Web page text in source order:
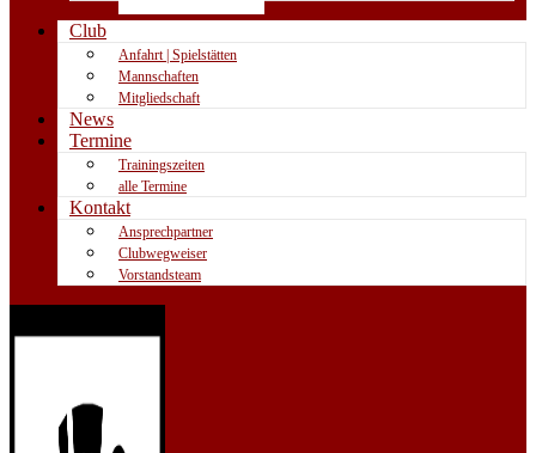
Club
Anfahrt | Spielstätten
Mannschaften
Mitgliedschaft
News
Termine
Trainingszeiten
alle Termine
Kontakt
Ansprechpartner
Clubwegweiser
Vorstandsteam